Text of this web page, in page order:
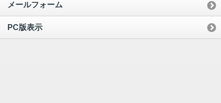
メールフォーム
PC版表示